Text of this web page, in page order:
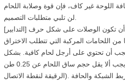
اللوحة غير كاف، فإن قوة وصلابة اللحام
[التدابير] يجب أن تكون الوصلات على شكل حرف T والمفاصل المتقاطعة
من اللحامات المركبة التي تتطلب الاختراق
أن تحتوي على أرجل لحام كافية. بشكل
عام، يجب ألا يقل حجم ساق اللحام عن 0.25 طن (t هو سمك اللوحة
الرقيقة لنقطة الاتصال). يبلغ حجم ساق اللحام الذي يربط الشبكة والحافة